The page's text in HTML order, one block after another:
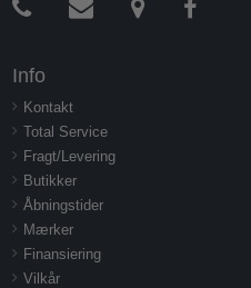
Info
Kontakt
Total Service
Fragt/Levering
Butikker
Åbningstider
Mærker
Finansiering
Vilkår